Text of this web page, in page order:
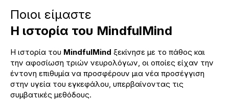
Ποιοι είμαστε
Η ιστορία του MindfulMind
Η ιστορία του MindfulMind ξεκίνησε με το πάθος και
την αφοσίωση τριών νευρολόγων, οι οποίες είχαν την
έντονη επιθυμία να προσφέρουν μια νέα προσέγγιση
στην υγεία του εγκεφάλου, υπερβαίνοντας τις
συμβατικές μεθόδους.